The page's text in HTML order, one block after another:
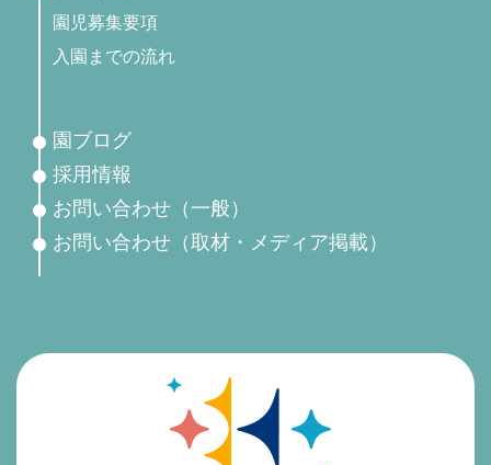
園児募集要項
入園までの流れ
園ブログ
採用情報
お問い合わせ（一般）
お問い合わせ（取材・メディア掲載）